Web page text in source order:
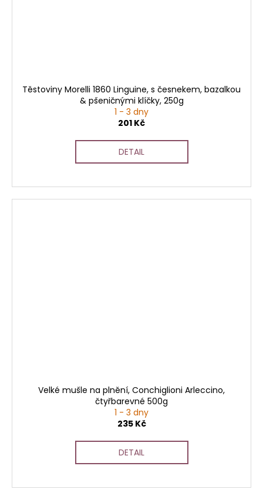
Těstoviny Morelli 1860 Linguine, s česnekem, bazalkou
& pšeničnými klíčky, 250g
1 - 3 dny
201 Kč
DETAIL
Velké mušle na plnění, Conchiglioni Arleccino,
čtyřbarevné 500g
1 - 3 dny
235 Kč
DETAIL